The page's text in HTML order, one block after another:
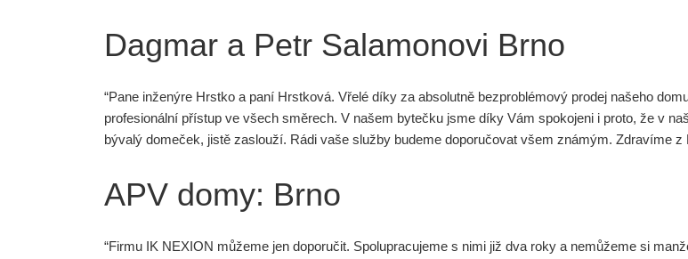
Dagmar a Petr Salamonovi Brno
“Pane inženýre Hrstko a paní Hrstková. Vřelé díky za absolutně bezproblémový prodej našeho
profesionální přístup ve všech směrech. V našem bytečku jsme díky Vám spokojeni i proto, že v
bývalý domeček, jistě zaslouží. Rádi vaše služby budeme doporučovat všem známým. Zdravíme z
APV domy: Brno
“Firmu IK NEXION můžeme jen doporučit. Spolupracujeme s nimi již dva roky a nemůžeme si